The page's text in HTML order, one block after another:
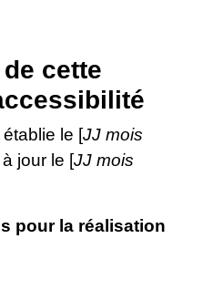
cette
le [JJ mois
jour le [JJ mois
pour la réalisation